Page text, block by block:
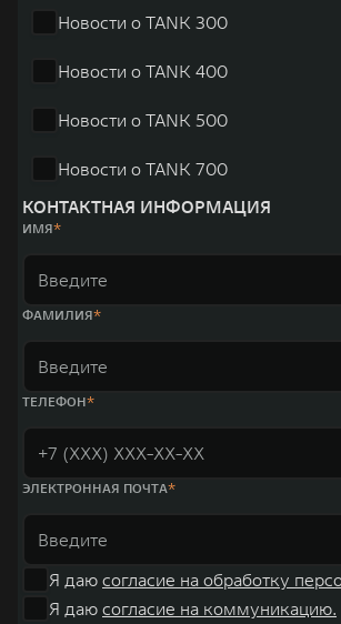
Новости о TANK 300
Новости о TANK 400
Новости о TANK 500
Новости о TANK 700
КОНТАКТНАЯ ИНФОРМАЦИЯ
ИМЯ
ФАМИЛИЯ
ТЕЛЕФОН
ЭЛЕКТРОННАЯ ПОЧТА
Я даю согласие на обработку
Я даю согласие на коммуникацию.